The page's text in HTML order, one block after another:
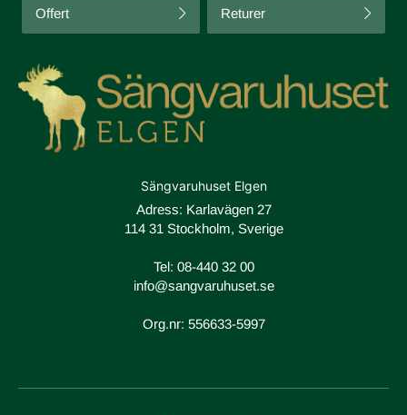
Offert Returer
Sängvaruhuset Elgen
Adress: Karlavägen 27
114 31 Stockholm, Sverige
Tel: 08-440 32 00
info@sangvaruhuset.se
Org.nr: 556633-5997